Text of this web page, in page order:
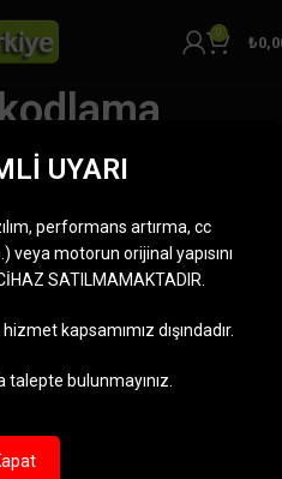
0
₺
olarak etiketlendi
UYARI
performans artırma, cc
motorun orijinal yapısını
SATILMAMAKTADIR.
kapsamımız dışındadır.
bulunmayınız.